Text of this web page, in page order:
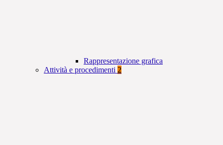
Rappresentazione grafica
Attività e procedimenti 2